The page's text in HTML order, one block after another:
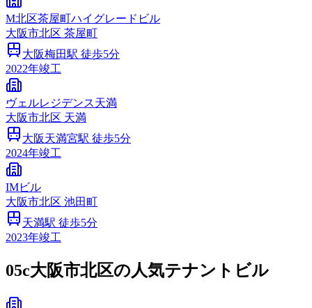
M北区茶屋町ハイグレードビル
大阪市北区 茶屋町
大阪梅田駅 徒歩5分
2022年竣工
ヴェルレジデンス天満
大阪市北区 天満
大阪天満宮駅 徒歩5分
2024年竣工
IMビル
大阪市北区 池田町
天満駅 徒歩5分
2023年竣工
05c大阪市北区の人気テナントビル